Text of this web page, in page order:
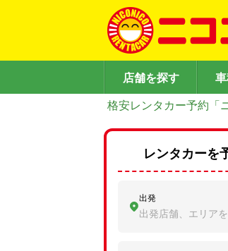
店舗を探す
格安レンタカー予約「
レンタカーを
出発
出発店舗、エリア